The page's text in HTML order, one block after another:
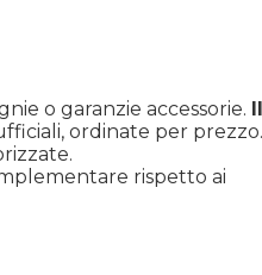
o garanzie accessorie. Il
ordinate per prezzo.
rispetto ai